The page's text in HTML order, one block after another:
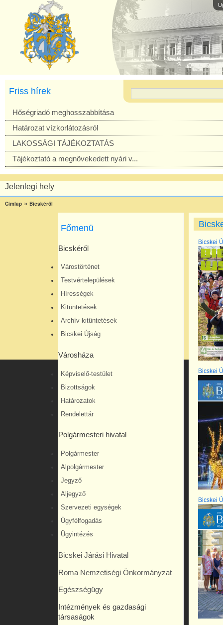
Friss hírek
Hőségriadó meghosszabbítása
Határozat vízkorlátozásról
LAKOSSÁGI TÁJÉKOZTATÁS
Tájékoztató a megnövekedett nyári v...
Jelenlegi hely
Címlap » Bicskéről
Főmenü
Bicskéről
Várostörténet
Testvértelepülések
Hírességek
Kitüntetések
Archív kitüntetések
Bicskei Újság
Városháza
Képviselő-testület
Bizottságok
Határozatok
Rendelettár
Polgármesteri hivatal
Polgármester
Alpolgármester
Jegyző
Aljegyző
Szervezeti egységek
Ügyfélfogadás
Ügyintézés
Bicskei Járási Hivatal
Roma Nemzetiségi Önkormányzat
Egészségügy
Intézmények és gazdasági
társaságok
Bicskei
Bicskei
Bicskei